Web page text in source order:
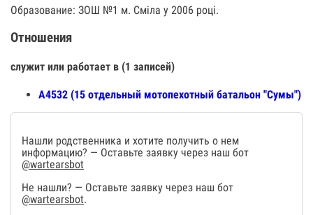
Образование: ЗОШ №1 м. Сміла у 2006 році.
Отношения
служит или работает в (1 записей)
А4532 (15 отдельный мотопехотный батальон "Сумы")
Нашли родственника и хотите получить о нем
информацию? — Оставьте заявку через наш бот
@wartearsbot
Не нашли? — Оставьте заявку через наш бот
@wartearsbot.